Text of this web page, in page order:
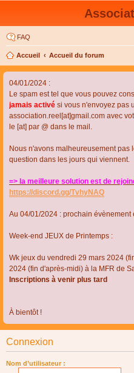
FAQ
Accueil Accueil du forum
04/01/2024 :
Le spam est tel que vous pouvez
jamais activé si vous n'envoyez pas
association.reel[at]gmail.com avec
le [at] par @ dans le mail.
Nous n'avons malheureusement pas
question dans les jours qui viennent.
=> la meilleure solution est de
https://discord.gg/TvhyNAQ
Au 04/01/2024 : prochain évènement
Week-end JEUX de Printemps :
Wk jeux du vendredi 29 mars 2024
2024 (fin d'après-midi) à la MFR de
Inscriptions à venir plus tard
À bientôt !
Connexion
Nom d’utilisateur :